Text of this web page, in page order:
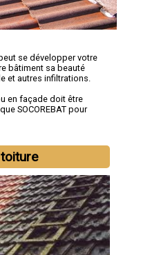
se développer votre
bâtiment sa beauté
et autres infiltrations.
en façade doit être
SOCOREBAT pour